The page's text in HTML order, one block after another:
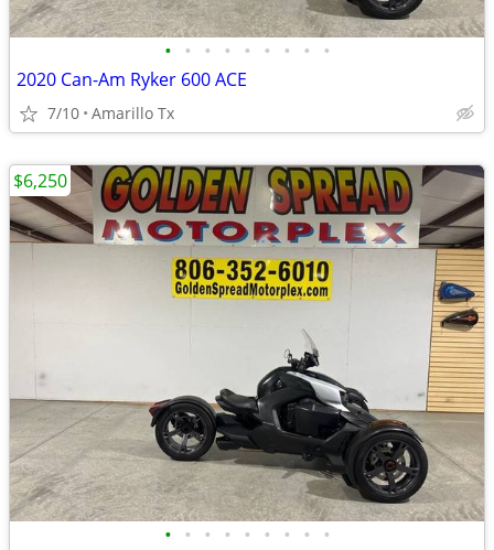
• • • • • • • • •
2020 Can-Am Ryker 600 ACE
7/10 Amarillo Tx
• • • • • • • • •
$6,250